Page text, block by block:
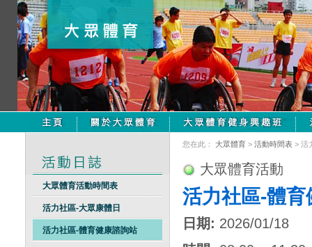
大眾體育活動時間表
活力社區-大眾康體日
活力社區-體育健康諮詢站
您在此： 大眾體育 > 活動時間表 > 活
大眾體育活動
活力社區-體育
日期: 2026/01/18